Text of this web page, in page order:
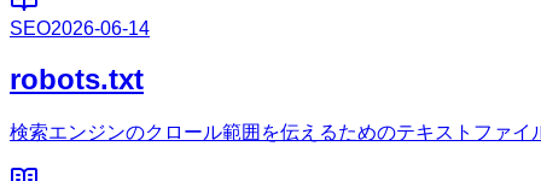
SEO2026-06-14
robots.txt
検索エンジンのクロール範囲を伝えるためのテキストファイ